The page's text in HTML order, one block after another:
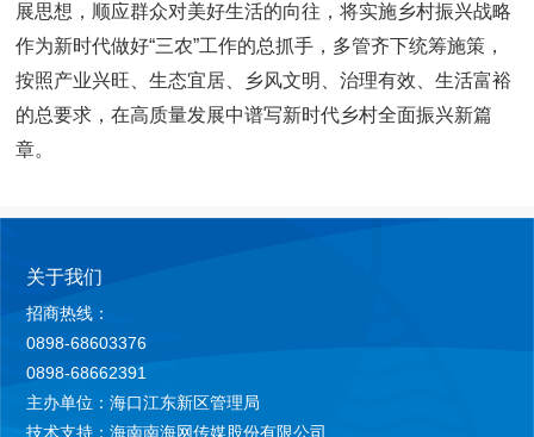
展思想，顺应群众对美好生活的向往，将实施乡村振兴战略
作为新时代做好“三农”工作的总抓手，多管齐下统筹施策，
按照产业兴旺、生态宜居、乡风文明、治理有效、生活富裕
的总要求，在高质量发展中谱写新时代乡村全面振兴新篇
章。
关于我们
招商热线：
0898-68603376
0898-68662391
主办单位：海口江东新区管理局
技术支持：海南南海网传媒股份有限公司